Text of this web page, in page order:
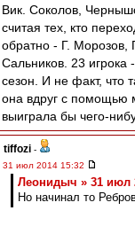
Вик. Соколов,
считая тех, кто
обратно - Г. Морозов,
Сальников. 23 игрока
сезон. И не факт, что
она вдруг с
выиграла бы чего-
tiffozi -
31 июл 2014 15:32
Леонидыч » 31 июл
Но начинал то